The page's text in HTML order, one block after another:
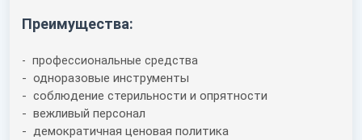
Преимущества:
- профессиональные средства
- одноразовые инструменты
- соблюдение стерильности и опрятности
- вежливый персонал
- демократичная ценовая политика